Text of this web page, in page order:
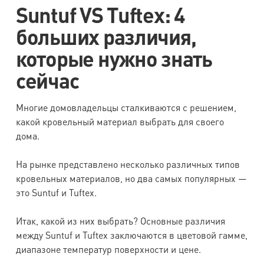
Suntuf VS Tuftex: 4
больших различия,
которые нужно знать
сейчас
Многие домовладельцы сталкиваются с решением,
какой кровельный материал выбрать для своего
дома.
На рынке представлено несколько различных типов
кровельных материалов, но два самых популярных —
это Suntuf и Tuftex.
Итак, какой из них выбрать? Основные различия
между Suntuf и Tuftex заключаются в цветовой гамме,
диапазоне температур поверхности и цене.